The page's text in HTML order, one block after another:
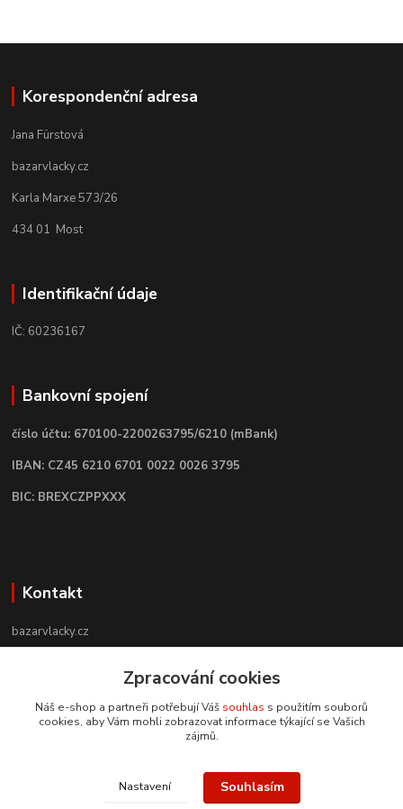
Korespondenční adresa
Jana Fürstová
bazarvlacky.cz
Karla Marxe 573/26
434 01 Most
Identifikační údaje
IČ: 60236167
Bankovní spojení
číslo účtu: 670100-2200263795/6210 (mBank)
IBAN: CZ45 6210 6701 0022 0026 3795
BIC: BREXCZPPXXX
Kontakt
bazarvlacky.cz
+420 774 141 314
info@bazarvlacky.cz
Zpracování cookies
Náš e-shop a partneři potřebují Váš souhlas s použitím souborů
cookies, aby Vám mohli zobrazovat informace týkající se Vašich
zájmů.
Nastavení Souhlasím